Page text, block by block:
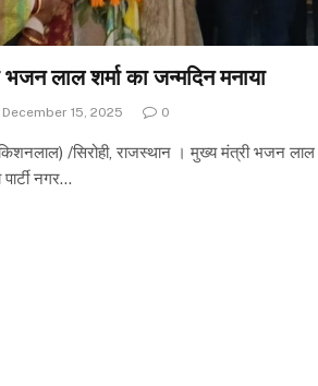
लाल शर्मा का जन्मदिन मनाया
December 15, 2025 0
/सिरोही, राजस्थान । मुख्य मंत्री भजन लाल
नगर…